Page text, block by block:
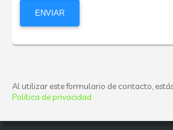
Al utilizar este formulario de contacto,
Política de privacidad